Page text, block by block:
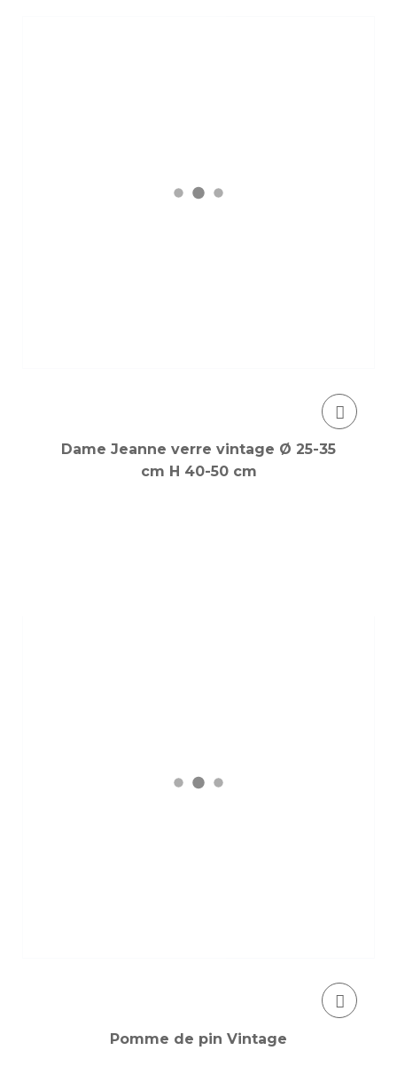
Dame Jeanne verre vintage Ø 25-35
cm H 40-50 cm
Pomme de pin Vintage